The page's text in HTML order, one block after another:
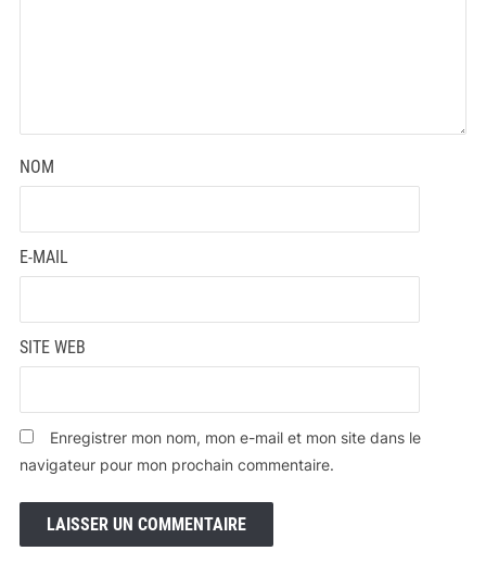
NOM
E-MAIL
SITE WEB
Enregistrer mon nom, mon e-mail et mon site dans le
navigateur pour mon prochain commentaire.